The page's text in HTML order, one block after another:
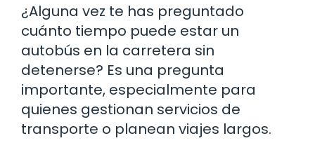
¿Alguna vez te has preguntado
cuánto tiempo puede estar un
autobús en la carretera sin
detenerse? Es una pregunta
importante, especialmente para
quienes gestionan servicios de
transporte o planean viajes largos.